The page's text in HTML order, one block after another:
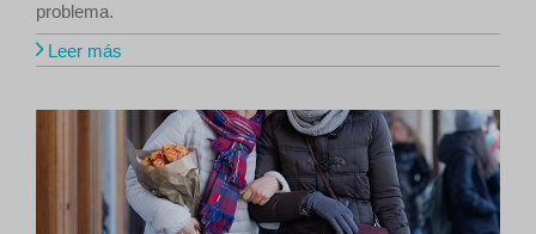
problema.
Leer más